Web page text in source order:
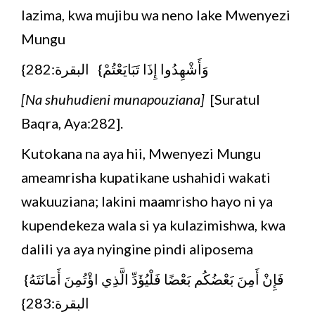
lazima, kwa mujibu wa neno lake Mwenyezi
Mungu
وَأَشْهِدُوا إِذَا تَبَايَعْتُمْ} البقرة:282}
[Na shuhudieni munapouziana] [Suratul
Baqra, Aya:282].
Kutokana na aya hii, Mwenyezi Mungu
ameamrisha kupatikane ushahidi wakati
wakuuziana; lakini maamrisho hayo ni ya
kupendekeza wala si ya kulazimishwa, kwa
dalili ya aya nyingine pindi aliposema
فَإِنْ أَمِنَ بَعْضُكُم بَعْضًا فَلْيُؤَدِّ الَّذِي اؤْتُمِنَ أَمَانَتَهُ}
البقرة:283}